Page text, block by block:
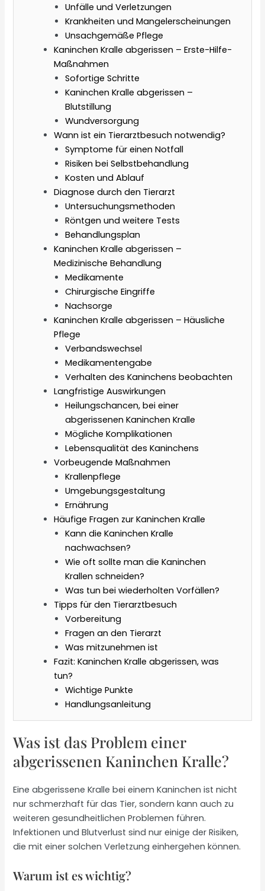
Unfälle und Verletzungen
Krankheiten und Mangelerscheinungen
Unsachgemäße Pflege
Kaninchen Kralle abgerissen – Erste-Hilfe-
Maßnahmen
Sofortige Schritte
Kaninchen Kralle abgerissen –
Blutstillung
Wundversorgung
Wann ist ein Tierarztbesuch notwendig?
Symptome für einen Notfall
Risiken bei Selbstbehandlung
Kosten und Ablauf
Diagnose durch den Tierarzt
Untersuchungsmethoden
Röntgen und weitere Tests
Behandlungsplan
Kaninchen Kralle abgerissen –
Medizinische Behandlung
Medikamente
Chirurgische Eingriffe
Nachsorge
Kaninchen Kralle abgerissen – Häusliche
Pflege
Verbandswechsel
Medikamentengabe
Verhalten des Kaninchens beobachten
Langfristige Auswirkungen
Heilungschancen, bei einer
abgerissenen Kaninchen Kralle
Mögliche Komplikationen
Lebensqualität des Kaninchens
Vorbeugende Maßnahmen
Krallenpflege
Umgebungsgestaltung
Ernährung
Häufige Fragen zur Kaninchen Kralle
Kann die Kaninchen Kralle
nachwachsen?
Wie oft sollte man die Kaninchen
Krallen schneiden?
Was tun bei wiederholten Vorfällen?
Tipps für den Tierarztbesuch
Vorbereitung
Fragen an den Tierarzt
Was mitzunehmen ist
Fazit: Kaninchen Kralle abgerissen, was
tun?
Wichtige Punkte
Handlungsanleitung
Was ist das Problem einer
abgerissenen Kaninchen Kralle?
Eine abgerissene Kralle bei einem Kaninchen ist nicht
nur schmerzhaft für das Tier, sondern kann auch zu
weiteren gesundheitlichen Problemen führen.
Infektionen und Blutverlust sind nur einige der Risiken,
die mit einer solchen Verletzung einhergehen können.
Warum ist es wichtig?